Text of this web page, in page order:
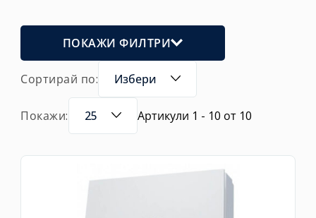
ПОКАЖИ ФИЛТРИ
Сортирай по: Избери
Покажи: 25 Артикули 1 - 10 от 10